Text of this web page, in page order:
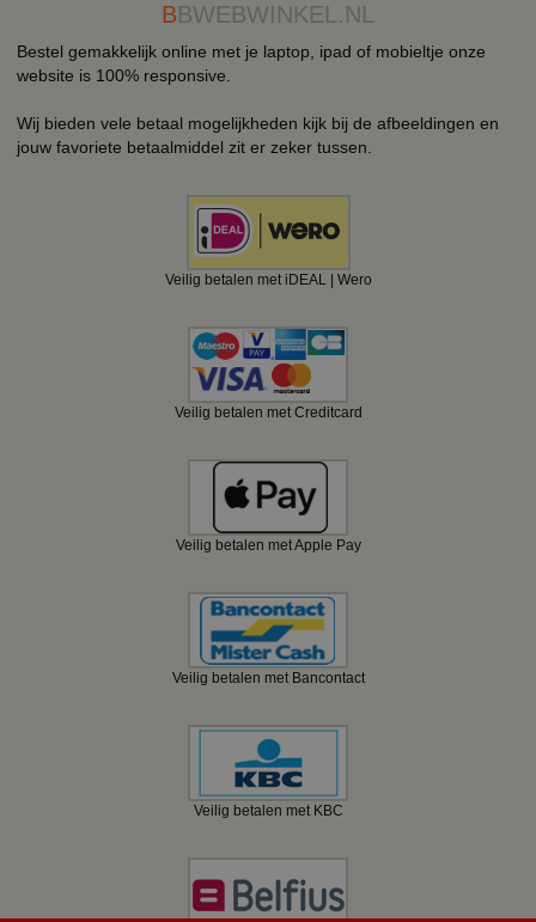
BBWEBWINKEL.NL
Bestel gemakkelijk online met je laptop, ipad of mobieltje onze
website is 100% responsive.
Wij bieden vele betaal mogelijkheden kijk bij de afbeeldingen en
jouw favoriete betaalmiddel zit er zeker tussen.
Veilig betalen met iDEAL | Wero
Veilig betalen met Creditcard
Veilig betalen met Apple Pay
Veilig betalen met Bancontact
Veilig betalen met KBC